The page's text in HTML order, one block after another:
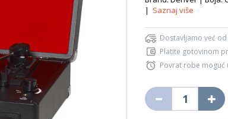
| Saznaj više
Dostavljamo već od
Platite gotovinom
Povrat robe moguć